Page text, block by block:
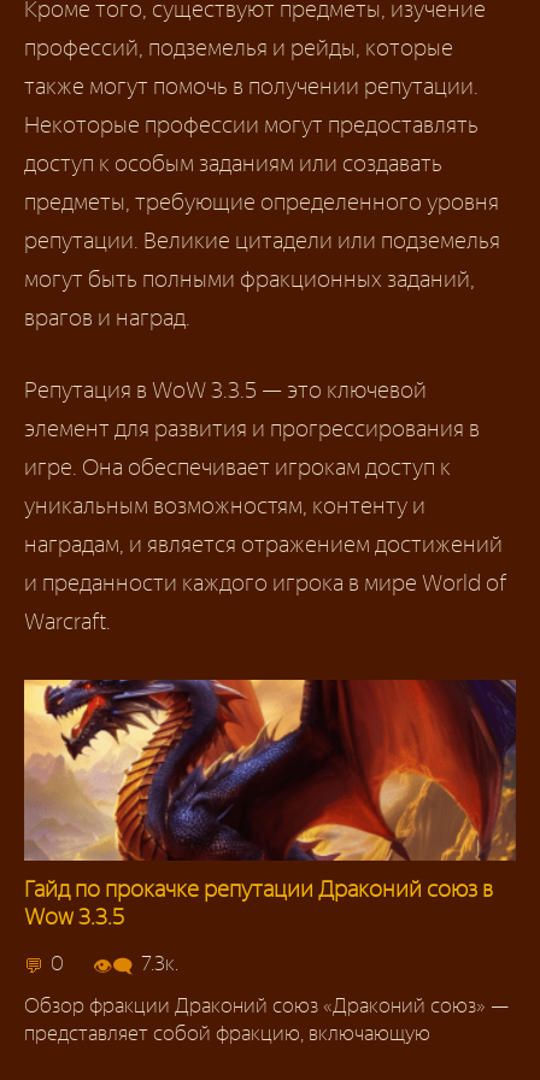
Кроме того, существуют предметы, изучение
профессий, подземелья и рейды, которые
также могут помочь в получении репутации.
Некоторые профессии могут предоставлять
доступ к особым заданиям или создавать
предметы, требующие определенного уровня
репутации. Великие цитадели или подземелья
могут быть полными фракционных заданий,
врагов и наград.
Репутация в WoW 3.3.5 — это ключевой
элемент для развития и прогрессирования в
игре. Она обеспечивает игрокам доступ к
уникальным возможностям, контенту и
наградам, и является отражением достижений
и преданности каждого игрока в мире World of
Warcraft.
Репутация 3.3.5
Гайд по прокачке репутации Драконий союз в
Wow 3.3.5
0
7.3к.
Обзор фракции Драконий союз «Драконий союз» —
представляет собой фракцию, включающую